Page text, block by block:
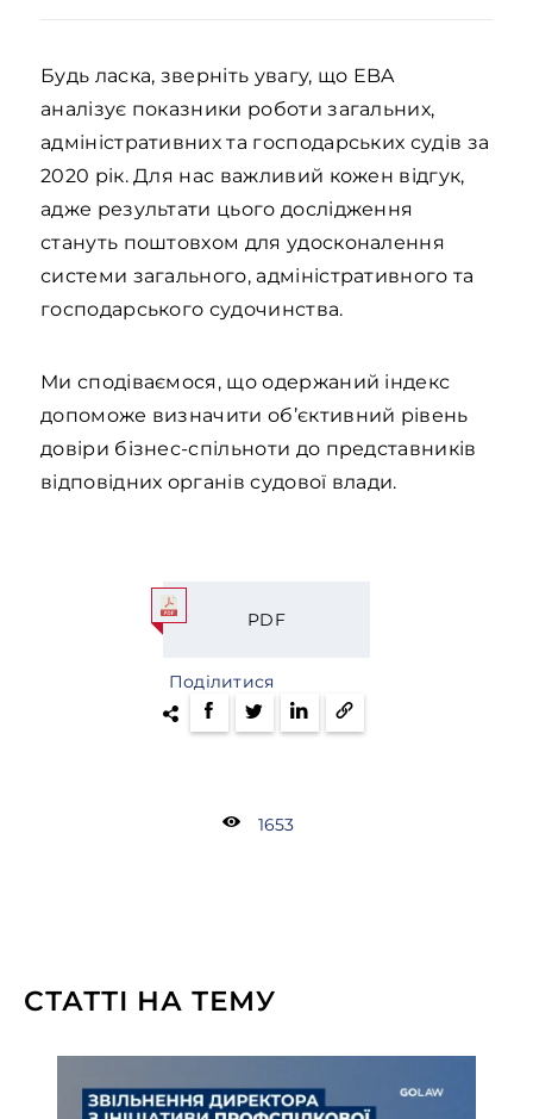
Будь ласка, зверніть увагу, що EBA
аналізує показники роботи загальних,
адміністративних та господарських судів за
2020 рік. Для нас важливий кожен відгук,
адже результати цього дослідження
стануть поштовхом для удосконалення
системи загального, адміністративного та
господарського судочинства.
Ми сподіваємося, що одержаний індекс
допоможе визначити об’єктивний рівень
довіри бізнес-спільноти до представників
відповідних органів судової влади.
PDF
Поділитися
1653
СТАТТІ НА ТЕМУ